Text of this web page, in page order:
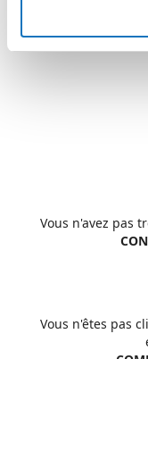
Vous n'avez pas
Vous n'êtes pas